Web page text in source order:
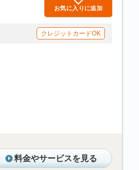
お気に入りに追加
クレジットカードOK
料金やサービスを見る